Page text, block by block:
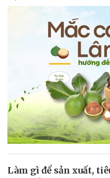
Làm gì để sản xuất,